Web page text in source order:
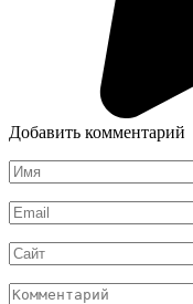
Добавить комментарий
Имя
*
Email
*
Сайт
Комментарий